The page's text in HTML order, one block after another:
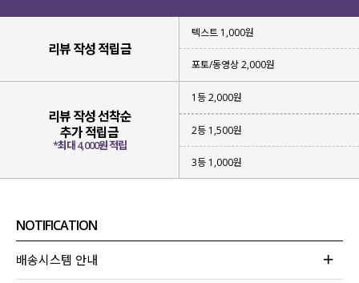
리뷰 작성 적립금
텍스트 1,000원
포토/동영상 2,000원
리뷰 작성 선착순
추가 적립금
*최대 4,000원 적립
1등 2,000원
2등 1,500원
3등 1,000원
NOTIFICATION
배송시스템 안내